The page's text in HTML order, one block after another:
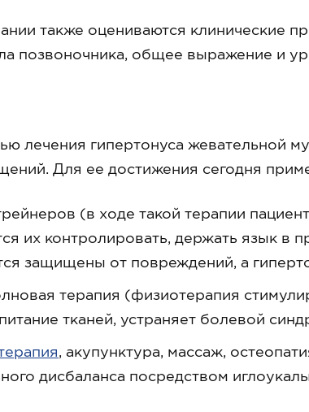
также оцениваются клинические
позвоночника, общее выражение и
лечения гипертонуса жевательной
Для ее достижения сегодня
(в ходе такой терапии
их контролировать, держать язык в
защищены от повреждений, а
терапия (физиотерапия
тканей, устраняет болевой
, акупунктура, массаж,
дисбаланса посредством